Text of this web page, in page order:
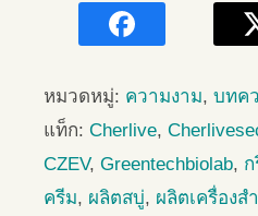
หมวดหมู่: ความงาม, บทค
แท็ก: Cherlive,
CZEV, Greentechbiolab,
ครีม, ผลิตสบู่, ผลิตเครื่องส